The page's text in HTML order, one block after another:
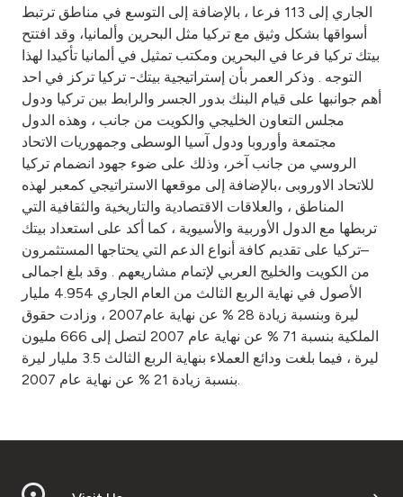
الجاري إلى 113 فرعا ، بالإضافة إلى التوسع في مناطق ترتبط
أسواقها بشكل وثيق مع تركيا مثل البحرين وألمانيا، وقد افتتح
بيتك تركيا فرعا في البحرين ومكتب تمثيل في ألمانيا تأكيدا لهذا
التوجه . وذكر العمر بأن إستراتيجية بيتك- تركيا تركز في احد
أهم جوانبها على قيام البنك بدور الجسر والرابط بين تركيا ودول
مجلس التعاون الخليجي والكويت من جانب ، وهذه الدول
مجتمعة وأوروبا ودول آسيا الوسطى وجمهوريات الاتحاد
الروسي من جانب آخر، وذلك على ضوء جهود انضمام تركيا
للاتحاد الاوروبى ،بالإضافة إلى موقعها الاستراتيجي كمعبر لهذه
المناطق ، والعلاقات الاقتصادية والتاريخية والثقافية التي
تربطها مع الدول الأوربية والأسيوية ، كما أكد على استعداد بيتك
–تركيا على تقديم كافة أنواع الدعم التي يحتاجها المستثمرون
من الكويت والخليج العربي لإتمام مشاريعهم . وقد بلغ اجمالى
الأصول في نهاية الربع الثالث من العام الجاري 4.954 مليار
ليرة وبنسبة زيادة 28 % عن نهاية عام2007 ، وزادت حقوق
الملكية بنسبة 71 % عن نهاية عام 2007 لتصل إلى 666 مليون
ليرة ، فيما بلغت ودائع العملاء بنهاية الربع الثالث 3.5 مليار ليرة
بنسبة زيادة 21 % عن نهاية عام 2007.